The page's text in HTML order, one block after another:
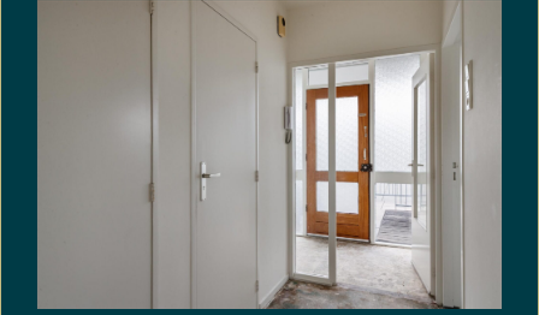
Voordeel overdrachtsbelasting:
De overdrachtsbelasting komt voor rekening van
koper. De heffingsgrondslag wordt verminderd door
toepassing van artikel 13 Wet belastingen
rechtsverkeer. Koper zal aan verkoper uitkeren het
verschil tussen enerzijds het bedrag dat aan
overdrachtsbelasting verschuldigd zou zijn zonder
vermindering van de heffingsgrondslag door
toepassing van artikel 13 Wet belastingen
rechtsverkeer en anderzijds het bedrag dat aan
overdrachtsbelasting verschuldigd zou zijn met
vermindering van de heffingsgrondslag door
toepassing van artikel 13 Wet belastingen